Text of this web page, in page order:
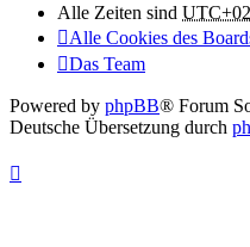
Alle Zeiten sind
Alle Cookies des
Das Team
Powered by phpBB® Forum
Deutsche Übersetzung durch